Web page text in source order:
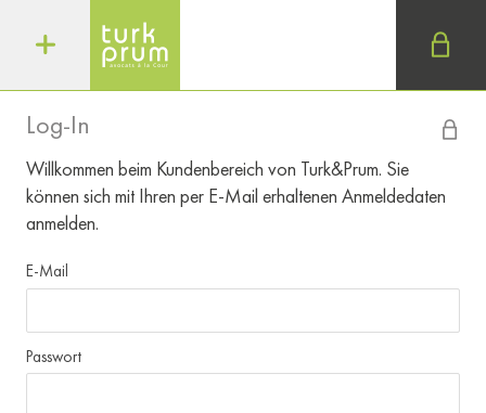
Log-In
Willkommen beim Kundenbereich von Turk&Prum. Sie
können sich mit Ihren per E-Mail erhaltenen Anmeldedaten
anmelden.
E-Mail
Passwort